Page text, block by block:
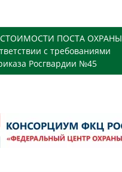
СТОИМОСТИ ПОСТА ОХРАНЫ
с требованиями
Росгвардии №45